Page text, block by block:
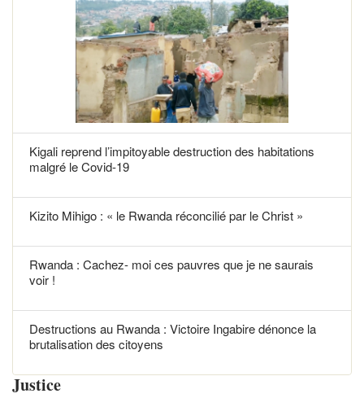
Kigali reprend l’impitoyable destruction des habitations
malgré le Covid-19
Kizito Mihigo : « le Rwanda réconcilié par le Christ »
Rwanda : Cachez- moi ces pauvres que je ne saurais
voir !
Destructions au Rwanda : Victoire Ingabire dénonce la
brutalisation des citoyens
Justice